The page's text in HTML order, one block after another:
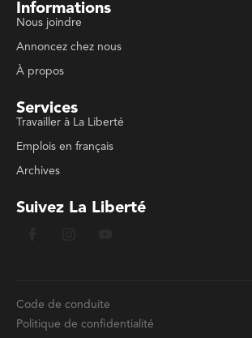
Informations
Nous joindre
Annoncez chez nous
À propos
Services
Travailler à La Liberté
Emplois en français
Archives
Suivez La Liberté
Code de conduite
Politique de confidentialité